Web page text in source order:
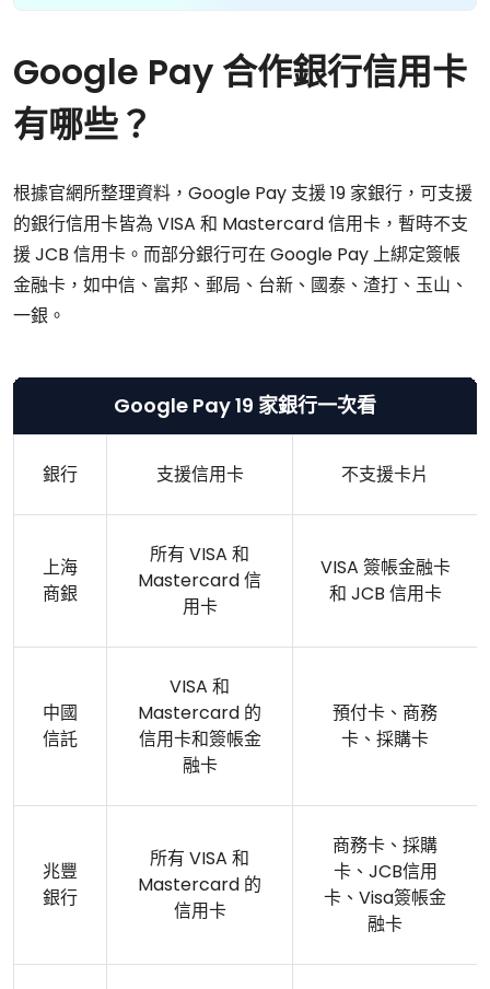
Google Pay 合作銀行信用卡
有哪些？
根據官網所整理資料，Google Pay 支援 19 家銀行，可支援
的銀行信用卡皆為 VISA 和 Mastercard 信用卡，暫時不支
援 JCB 信用卡。而部分銀行可在 Google Pay 上綁定簽帳
金融卡，如中信、富邦、郵局、台新、國泰、渣打、玉山、
一銀。
Google Pay 19 家銀行一次看
銀行 支援信用卡 不支援卡片
上海
商銀
所有 VISA 和
Mastercard 信
用卡
VISA 簽帳金融卡
和 JCB 信用卡
中國
信託
VISA 和
Mastercard 的
信用卡和簽帳金
融卡
預付卡、商務
卡、採購卡
兆豐
銀行
所有 VISA 和
Mastercard 的
信用卡
商務卡、採購
卡、JCB信用
卡、Visa簽帳金
融卡